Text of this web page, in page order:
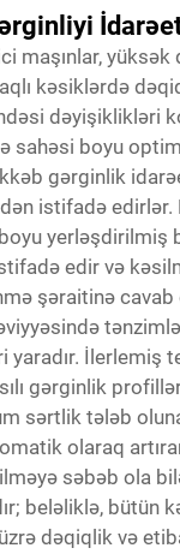
maşınlar, yüksək
kəsiklərdə
dəyişiklikləri
sahəsi boyu
gərginlik
istifadə edirlər.
yerləşdirilmiş
edir və
şəraitinə cavab
yaradır. İlerlemiş
gərginlik
sərtlik tələb
olaraq
səbəb ola
beləliklə, bütün
dəqiqlik və